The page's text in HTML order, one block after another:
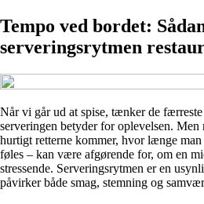
Tempo ved bordet:
serveringsrytmen
Når vi går ud at spise, tænker de
serveringen betyder for oplevelsen.
hurtigt retterne kommer, hvor længe
føles – kan være afgørende for, om en
stressende. Serveringsrytmen er en
påvirker både smag, stemning og